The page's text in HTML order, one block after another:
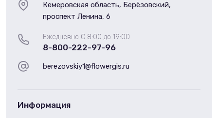
Ежедневно С 8:00 до 19:00
8-800-222-97-96
Кемеровская область, Берёзовский,
проспект Ленина, 6
berezovskiy1@flowergis.ru
Информация